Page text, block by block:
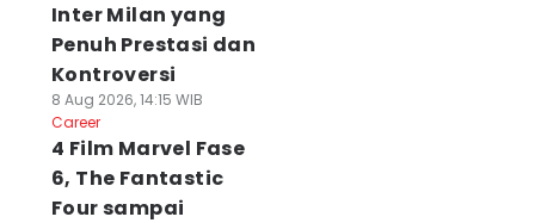
Berawan 25–30°C
Berawan 25–30°C
25–30°C
Inter Milan yang
Penuh Prestasi dan
Kontroversi
8 Aug 2026, 14:15 WIB
Career
4 Film Marvel Fase
6, The Fantastic
Four sampai